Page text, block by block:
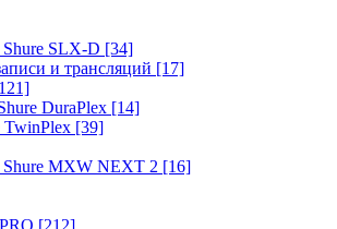
Shure SLX-D [34]
и трансляций [17]
DuraPlex [14]
[39]
Shure MXW NEXT 2 [16]
[212]